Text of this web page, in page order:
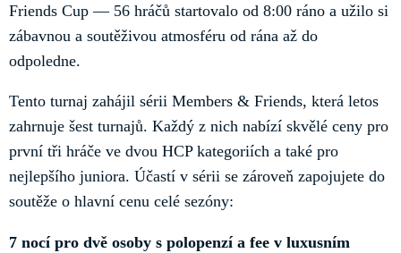
Friends Cup — 56 hráčů startovalo od 8:00 ráno a užilo si
zábavnou a soutěživou atmosféru od rána až do
odpoledne.
Tento turnaj zahájil sérii Members & Friends, která letos
zahrnuje šest turnajů. Každý z nich nabízí skvělé ceny pro
první tři hráče ve dvou HCP kategoriích a také pro
nejlepšího juniora. Účastí v sérii se zároveň zapojujete do
soutěže o hlavní cenu celé sezóny:
7 nocí pro dvě osoby s polopenzí a fee v luxusním